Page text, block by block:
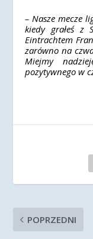
– Nasze mecze
kiedy grałeś z
Eintrachtem
zarówno na
Miejmy
pozytywnego w
POPRZEDNI